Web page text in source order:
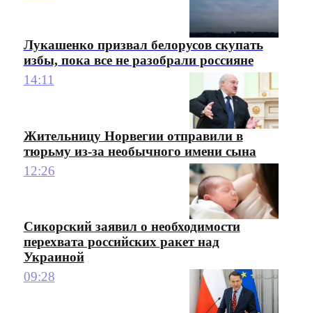
Лукашенко призвал белорусов скупать
избы, пока все не разобрали россияне
14:11
Жительницу Норвегии отправили в
тюрьму из-за необычного имени сына
12:26
Сикорский заявил о необходимости
перехвата российских ракет над
Украиной
09:28